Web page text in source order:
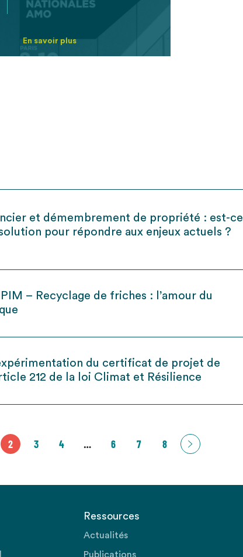
En savoir plus
et démembrement de propriété : est-ce
solution pour répondre aux enjeux actuels ?
– Recyclage de friches : l’amour du
du certificat de projet de
212 de la loi Climat et Résilience
2 3 4 … 6 7 8
Ressources
Actualités
Publications